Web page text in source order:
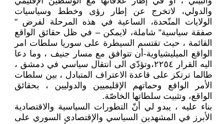
والدولي، لاتخرج عن إطار رؤى وخطط وسياسيات
الولايات المتّحدة، الساعية في هذه المرحلة لفرض "
صفقة سياسية" شاملة، لايمكن – في ظل حقائق الواقع
القائمة ، حيث تقتسم السيطرة على سوريا سلطات امر
الواقع الميليشياوية-أن تتوافق مع مسار جنيف ، وما دعا
اليه القرار ٢٢٥٤،وتؤدّي الى انتقال سياسي في دمشق ،
طالما ترتكز على قاعدة الاعتراف المتبادل ، بين سلطات
الأمر الواقع وحماتهم الإقليميين والدوليين ، بحقائق
الواقع، وتثبيت سلطاتها الخاصّة.
بناء عليه ، يبدو لي أنّ التطورات السياسية والاقتصادية
الأبرز في المشهدين السياسي والإقتصادي السوري على